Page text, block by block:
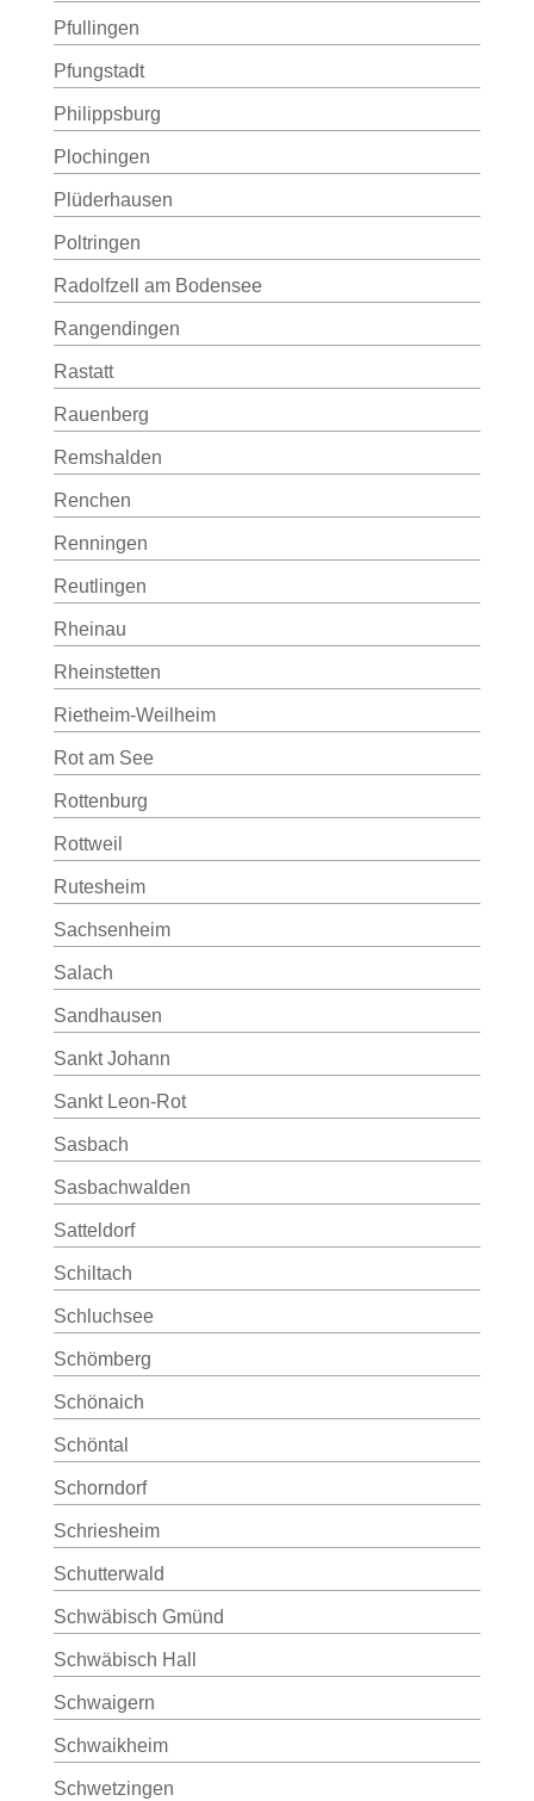
Pfullingen
Pfungstadt
Philippsburg
Plochingen
Plüderhausen
Poltringen
Radolfzell am Bodensee
Rangendingen
Rastatt
Rauenberg
Remshalden
Renchen
Renningen
Reutlingen
Rheinau
Rheinstetten
Rietheim-Weilheim
Rot am See
Rottenburg
Rottweil
Rutesheim
Sachsenheim
Salach
Sandhausen
Sankt Johann
Sankt Leon-Rot
Sasbach
Sasbachwalden
Satteldorf
Schiltach
Schluchsee
Schömberg
Schönaich
Schöntal
Schorndorf
Schriesheim
Schutterwald
Schwäbisch Gmünd
Schwäbisch Hall
Schwaigern
Schwaikheim
Schwetzingen